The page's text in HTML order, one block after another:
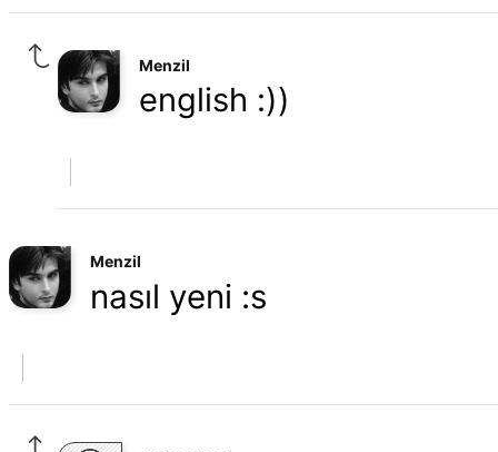
Menzil
english :))
Menzil
nasıl yeni :s